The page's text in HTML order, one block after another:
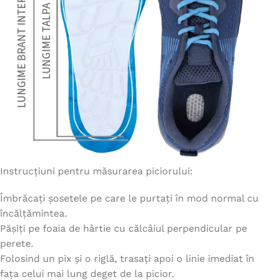
Instrucțiuni pentru măsurarea piciorului:
Îmbrăcați șosetele pe care le purtați în mod normal cu
încălțămintea.
Pășiți pe foaia de hârtie cu călcâiul perpendicular pe
perete.
Folosind un pix și o riglă, trasați apoi o linie imediat în
fața celui mai lung deget de la picior.